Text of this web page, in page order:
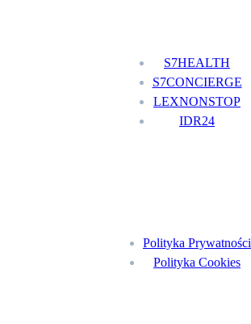
S7HEALTH
S7CONCIERGE
LEXNONSTOP
IDR24
Polityka Prywatności
Polityka Cookies